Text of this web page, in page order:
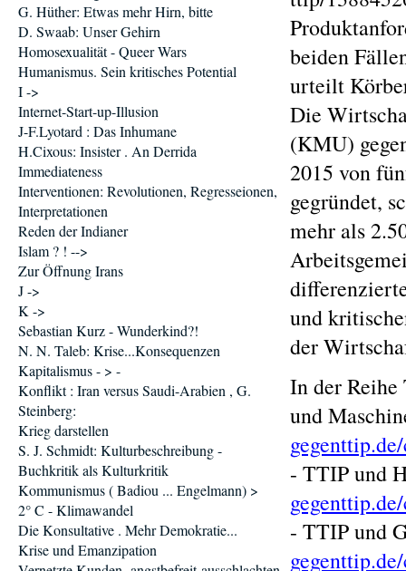
beiden
urteilt
Die
(KMU)
2015 von
gegründet,
mehr als
und
der
In der
und
- TTIP und
- TTIP und
G. Hüther: Etwas mehr Hirn, bitte
D. Swaab: Unser Gehirn
Homosexualität - Queer Wars
Humanismus. Sein kritisches Potential
I ->
Internet-Start-up-Illusion
J-F.Lyotard : Das Inhumane
H.Cixous: Insister . An Derrida
Immediateness
Interventionen: Revolutionen, Regresseionen,
Interpretationen
Reden der Indianer
Islam ? ! -->
Zur Öffnung Irans
J ->
K ->
Sebastian Kurz - Wunderkind?!
N. N. Taleb: Krise...Konsequenzen
Kapitalismus - > -
Konflikt : Iran versus Saudi-Arabien , G.
Steinberg:
Krieg darstellen
S. J. Schmidt: Kulturbeschreibung -
Buchkritik als Kulturkritik
Kommunismus ( Badiou ... Engelmann) >
2° C - Klimawandel
Die Konsultative . Mehr Demokratie...
Krise und Emanzipation